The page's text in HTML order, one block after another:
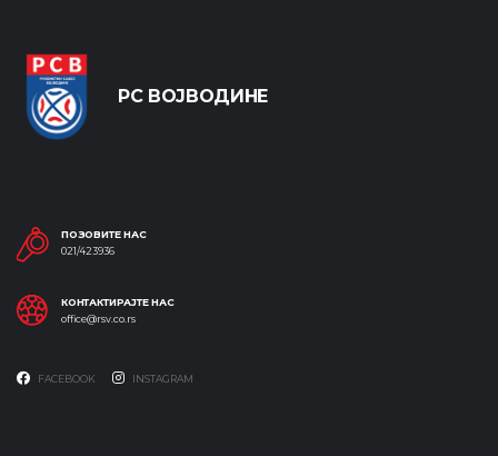
РС ВОЈВОДИНЕ
ПОЗОВИТЕ НАС
021/423936
КОНТАКТИРАЈТЕ НАС
office@rsv.co.rs
FACEBOOK INSTAGRAM